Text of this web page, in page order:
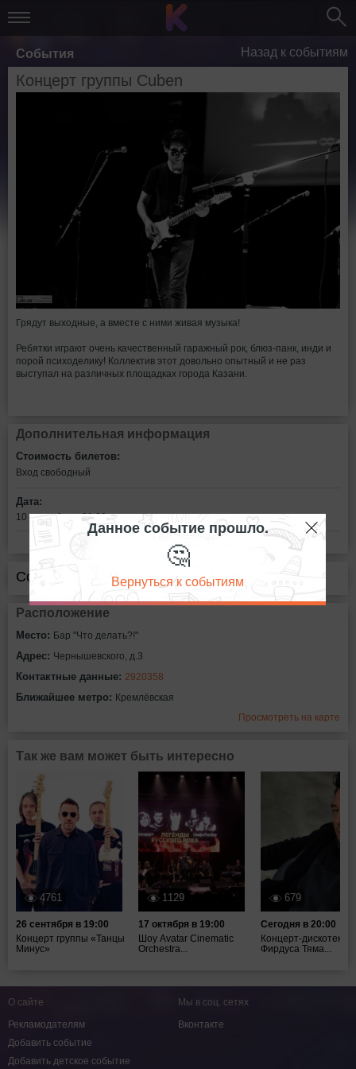
События Назад к событиям
Концерт группы Cuben
Грядут выходные, а вместе с ними живая музыка!
Ребятки играют очень качественный гаражный рок, блюз-панк, инди и
порой психоделику! Коллектив этот довольно опытный и не раз
выступал на различных площадках города Казани.
Дополнительная информация
Стоимость билетов:
Вход свободный
Дата:
10 сентября в 21:30
Сообщить об ошибке
Расположение
Место: Бар "Что делать?!"
Адрес: Чернышевского, д.3
Контактные данные: 2920358
Ближайшее метро: Кремлёвская
Просмотреть на карте
Так же вам может быть интересно
4761
26 сентября в 19:00
Концерт группы «Танцы
Минус»
1129
17 октября в 19:00
Шоу Avatar Cinematic
Orchestra...
679
Сегодня в 20:00
Концерт-дискотека
Фирдуса Тяма...
Данное событие прошло.
🤔
Вернуться к событиям
О сайте
Рекламодателям
Добавить событие
Добавить детское событие
Мы в соц. сетях
Вконтакте